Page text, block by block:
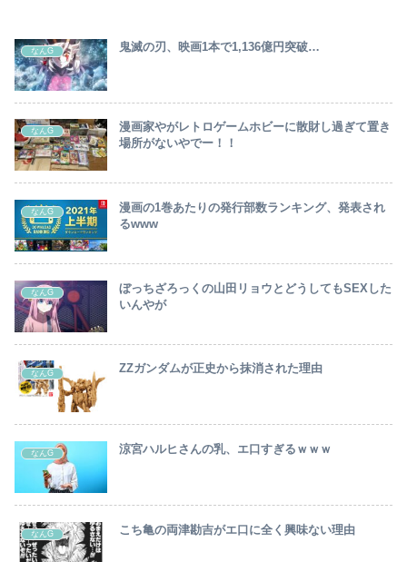
なんG 鬼滅の刃、映画1本で1,136億円突破…
なんG
漫画家やがレトロゲームホビーに散財し過ぎて置き
場所がないやでー！！
なんG
漫画の1巻あたりの発行部数ランキング、発表され
るwww
なんG
ぼっちざろっくの山田リョウとどうしてもSEXした
いんやが
なんG ZZガンダムが正史から抹消された理由
なんG 涼宮ハルヒさんの乳、エ口すぎるｗｗｗ
なんG こち亀の両津勘吉がエ口に全く興味ない理由